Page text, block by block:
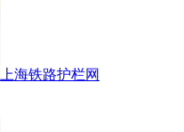
上海铁路护栏网